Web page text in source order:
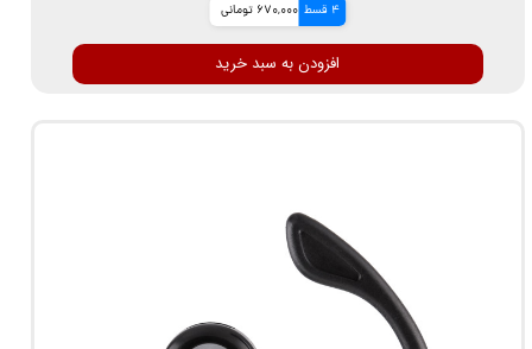
4 قسط 670,000 تومانی
افزودن به سبد خرید